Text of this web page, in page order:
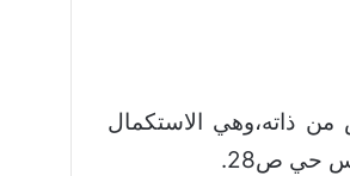
ذاته،وهي الاستكمال
حي ص28.